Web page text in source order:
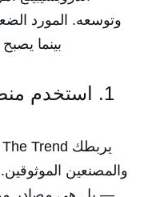
وتوسعه. المورد
بينما
والمصنعين